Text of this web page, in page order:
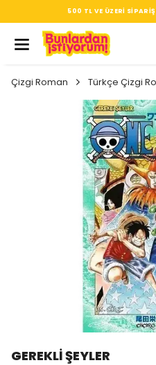
SEÇTIĞIN
Çizgi Roman Türkçe Çizgi
GEREKLİ ŞEYLER